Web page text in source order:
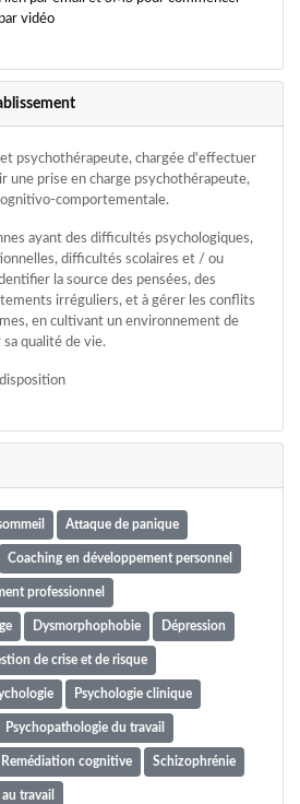
vidéo
psychothérapeute, chargée d'effectuer
une prise en charge psychothérapeute,
comportementale.
ayant des difficultés psychologiques,
difficultés scolaires et / ou
la source des pensées, des
irréguliers, et à gérer les conflits
en cultivant un environnement de
qualité de vie.
Attaque de panique
Coaching en développement personnel
professionnel
Dysmorphophobie Dépression
de crise et de risque
Psychologie clinique
Psychopathologie du travail
Remédiation cognitive Schizophrénie
travail